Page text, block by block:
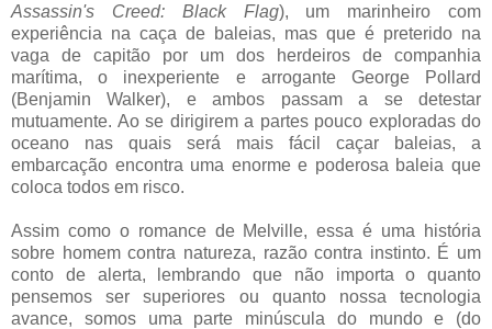
Assassin's Creed: Black Flag), um marinheiro com
experiência na caça de baleias, mas que é preterido na
vaga de capitão por um dos herdeiros de companhia
marítima, o inexperiente e arrogante George Pollard
(Benjamin Walker), e ambos passam a se detestar
mutuamente. Ao se dirigirem a partes pouco exploradas do
oceano nas quais será mais fácil caçar baleias, a
embarcação encontra uma enorme e poderosa baleia que
coloca todos em risco.
Assim como o romance de Melville, essa é uma história
sobre homem contra natureza, razão contra instinto. É um
conto de alerta, lembrando que não importa o quanto
pensemos ser superiores ou quanto nossa tecnologia
avance, somos uma parte minúscula do mundo e (do